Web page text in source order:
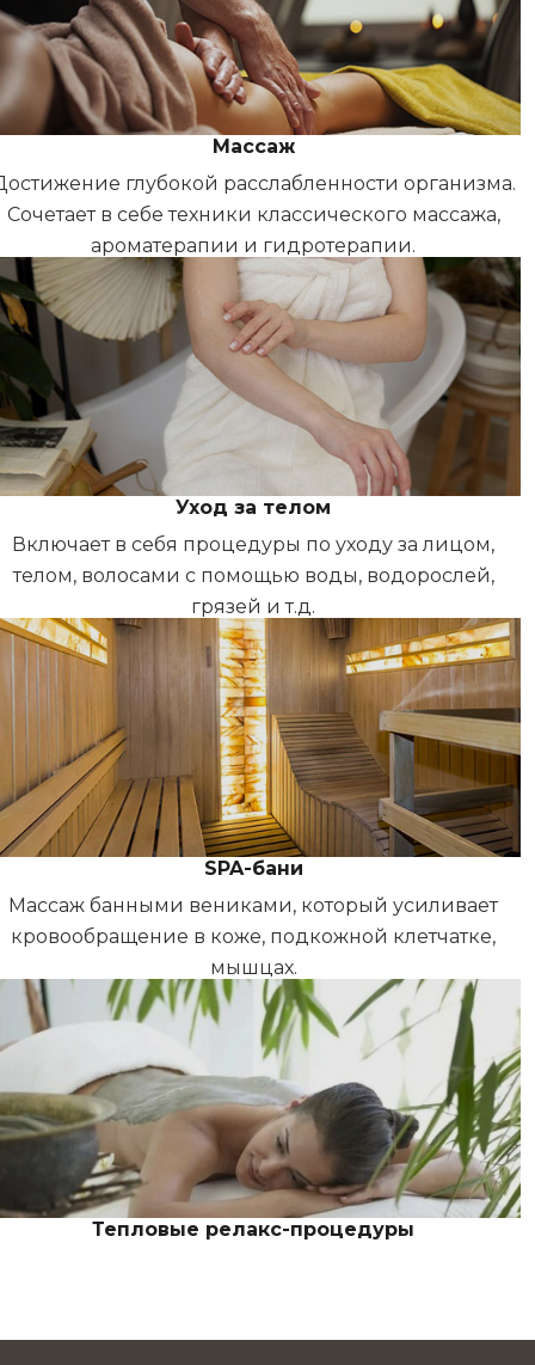
Массаж
глубокой расслабленности организма.
Сочетает в себе техники классического массажа,
ароматерапии и гидротерапии.
Уход за телом
Включает в себя процедуры по уходу за лицом,
телом, волосами с помощью воды, водорослей,
грязей и т.д.
SPA-бани
Массаж банными вениками, который усиливает
кровообращение в коже, подкожной клетчатке,
мышцах.
Тепловые релакс-процедуры